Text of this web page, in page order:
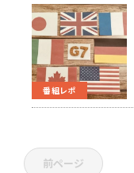
番組レポ
前ページ